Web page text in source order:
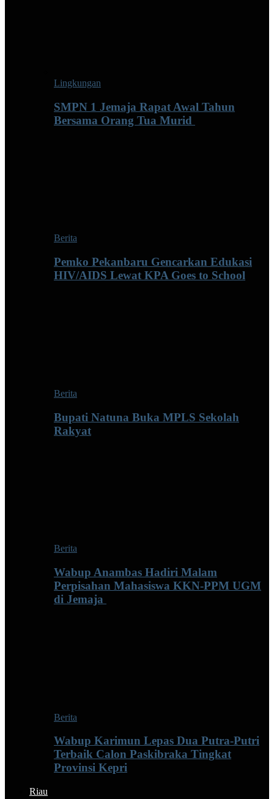
Lingkungan
SMPN 1 Jemaja Rapat Awal Tahun
Bersama Orang Tua Murid ‎
Berita
Pemko Pekanbaru Gencarkan Edukasi
HIV/AIDS Lewat KPA Goes to School
Berita
Bupati Natuna Buka MPLS Sekolah
Rakyat
Berita
Wabup Anambas Hadiri Malam
Perpisahan Mahasiswa KKN-PPM UGM
di Jemaja ‎
Berita
Wabup Karimun Lepas Dua Putra-Putri
Terbaik Calon Paskibraka Tingkat
Provinsi Kepri
Riau